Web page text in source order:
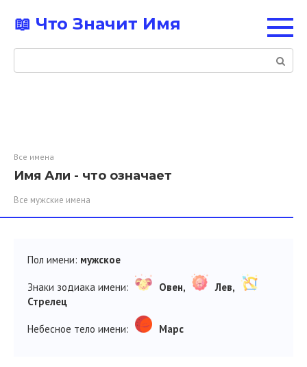
контенту
📖 Что Значит Имя
Поиск:
Все имена
Имя Али - что означает
Все мужские имена
Пол имени: мужское
Знаки зодиака имени: Овен,
Лев,
Стрелец
Небесное тело имени: Марс